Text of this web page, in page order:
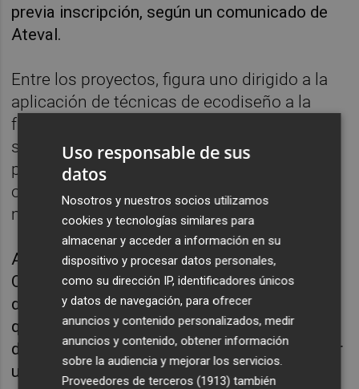
previa inscripción, según un comunicado de
Ateval.
Entre los proyectos, figura uno dirigido a la
aplicación de técnicas de ecodiseño a la
fabricación de productos textiles altamente
sostenibles, y para encontrar nuevos
procesos de reutilización de residuos y
obtener posibles vías de aplicación a estos
materiales.
Además, el 26 de noviembre se celebrará en
Ontinyent una jornada dirigida a la promoción
del sector textil entre los jóvenes, mientras
que se quiere intensificar la transformación
digital de los procesos industriales para tener
unas industrias bien conectadas.
Uso responsable de sus
datos
Nosotros y nuestros socios utilizamos
cookies y tecnologías similares para
almacenar y acceder a información en su
dispositivo y procesar datos personales,
como su dirección IP, identificadores únicos
y datos de navegación, para ofrecer
anuncios y contenido personalizados, medir
anuncios y contenido, obtener información
sobre la audiencia y mejorar los servicios.
Proveedores de terceros (1913) también